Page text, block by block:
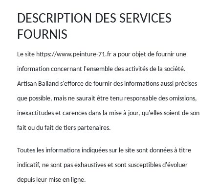
DESCRIPTION DES SERVICES
FOURNIS
Le site https://www.peinture-71.fr a pour objet de fournir une
information concernant l'ensemble des activités de la société.
Artisan Balland s'efforce de fournir des informations aussi précises
que possible, mais ne saurait être tenu responsable des omissions,
inexactitudes et carences dans la mise à jour, qu'elles soient de son
fait ou du fait de tiers partenaires.
Toutes les informations indiquées sur le site sont données à titre
indicatif, ne sont pas exhaustives et sont susceptibles d'évoluer
depuis leur mise en ligne.